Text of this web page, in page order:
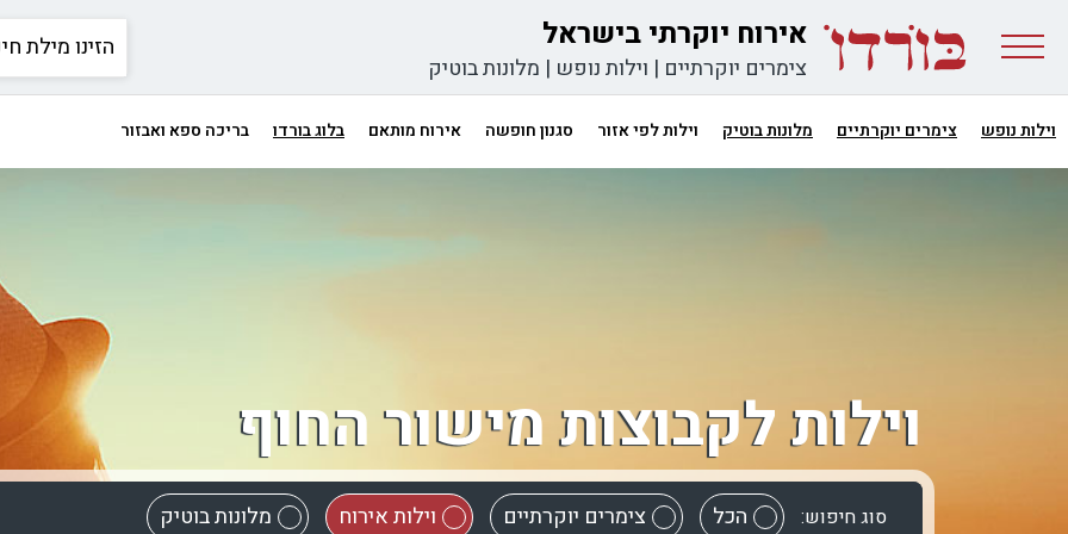
אירוח יוקרתי בישראל
צימרים יוקרתיים | וילות נופש | מלונות בוטיק
וילות נופש צימרים יוקרתיים מלונות בוטיק וילות לפי אזור סגנון חופשה אירוח מותאם בלוג בורדו בריכה ספא ואבזור
וילות לקבוצות מישור החוף
סוג חיפוש: הכל צימרים יוקרתיים וילות אירוח מלונות בוטיק